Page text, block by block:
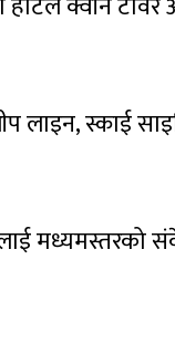
लाइन, स्काई
मध्यमस्तरको